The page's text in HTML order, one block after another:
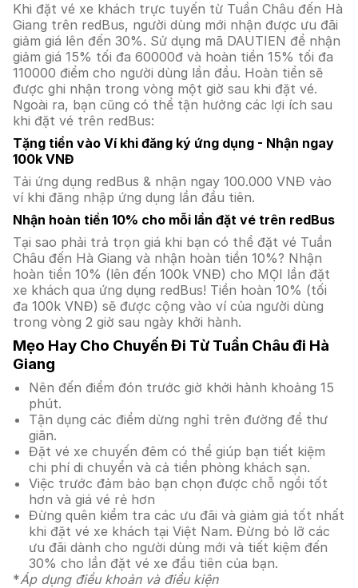
Khi đặt vé xe khách trực tuyến từ Tuần Châu đến Hà
Giang trên redBus, người dùng mới nhận được ưu đãi
giảm giá lên đến 30%. Sử dụng mã DAUTIEN để nhận
giảm giá 15% tối đa 60000đ và hoàn tiền 15% tối đa
110000 điểm cho người dùng lần đầu. Hoàn tiền sẽ
được ghi nhận trong vòng một giờ sau khi đặt vé.
Ngoài ra, bạn cũng có thể tận hưởng các lợi ích sau
khi đặt vé trên redBus:
Tặng tiền vào Ví khi đăng ký ứng dụng - Nhận ngay
100k VNĐ
Tải ứng dụng redBus & nhận ngay 100.000 VNĐ vào
ví khi đăng nhập ứng dụng lần đầu tiên.
Nhận hoàn tiền 10% cho mỗi lần đặt vé trên redBus
Tại sao phải trả trọn giá khi bạn có thể đặt vé Tuần
Châu đến Hà Giang và nhận hoàn tiền 10%? Nhận
hoàn tiền 10% (lên đến 100k VNĐ) cho MỌI lần đặt
xe khách qua ứng dụng redBus! Tiền hoàn 10% (tối
đa 100k VNĐ) sẽ được cộng vào ví của người dùng
trong vòng 2 giờ sau ngày khởi hành.
Mẹo Hay Cho Chuyến Đi Từ Tuần Châu đi Hà
Giang
Nên đến điểm đón trước giờ khởi hành khoảng 15
phút.
Tận dụng các điểm dừng nghỉ trên đường để thư
giãn.
Đặt vé xe chuyến đêm có thể giúp bạn tiết kiệm
chi phí di chuyển và cả tiền phòng khách sạn.
Việc trước đảm bảo bạn chọn được chỗ ngồi tốt
hơn và giá vé rẻ hơn
Đừng quên kiểm tra các ưu đãi và giảm giá tốt nhất
khi đặt vé xe khách tại Việt Nam. Đừng bỏ lỡ các
ưu đãi dành cho người dùng mới và tiết kiệm đến
30% cho lần đặt vé xe đầu tiên của bạn.
*Áp dụng điều khoản và điều kiện